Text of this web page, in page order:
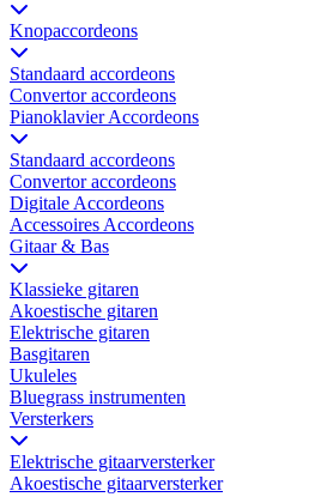
Knopaccordeons
Standaard accordeons
Convertor accordeons
Pianoklavier Accordeons
Standaard accordeons
Convertor accordeons
Digitale Accordeons
Accessoires Accordeons
Gitaar & Bas
Klassieke gitaren
Akoestische gitaren
Elektrische gitaren
Basgitaren
Ukuleles
Bluegrass instrumenten
Versterkers
Elektrische gitaarversterker
Akoestische gitaarversterker